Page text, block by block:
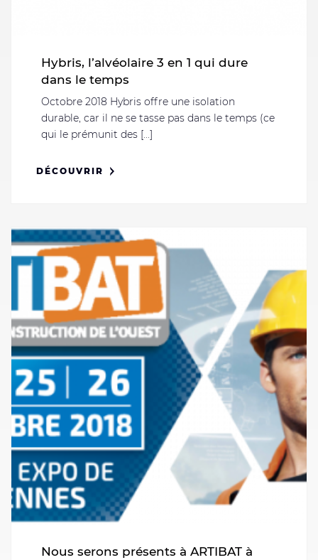
Hybris, l’alvéolaire 3 en 1 qui dure
dans le temps
Octobre 2018 Hybris offre une isolation
durable, car il ne se tasse pas dans le temps (ce
qui le prémunit des [...]
DÉCOUVRIR
Nous serons présents à ARTIBAT à